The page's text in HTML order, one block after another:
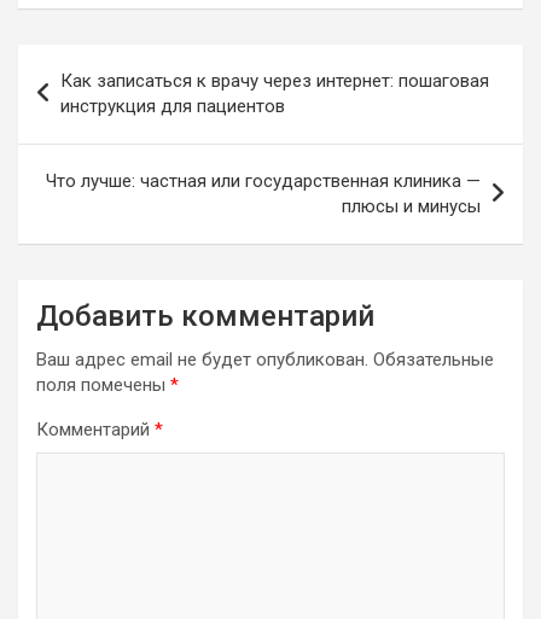
по
записям
Как записаться к врачу через интернет: пошаговая
инструкция для пациентов
Что лучше: частная или государственная клиника —
плюсы и минусы
Добавить комментарий
Ваш адрес email не будет опубликован. Обязательные
поля помечены *
Комментарий *